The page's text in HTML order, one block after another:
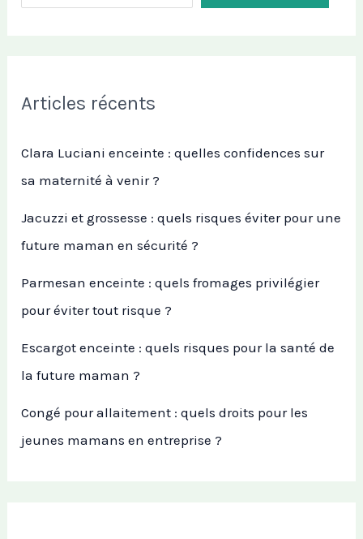
Articles récents
Clara Luciani enceinte : quelles confidences sur
sa maternité à venir ?
Jacuzzi et grossesse : quels risques éviter pour une
future maman en sécurité ?
Parmesan enceinte : quels fromages privilégier
pour éviter tout risque ?
Escargot enceinte : quels risques pour la santé de
la future maman ?
Congé pour allaitement : quels droits pour les
jeunes mamans en entreprise ?